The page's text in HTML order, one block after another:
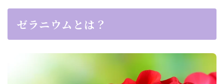
ゼラニウムとは？